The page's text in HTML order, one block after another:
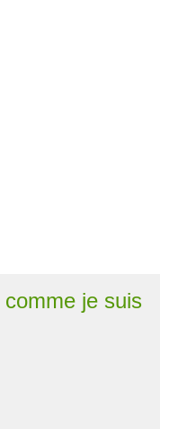
comme je suis